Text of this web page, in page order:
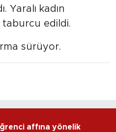
Yaralı kadın
taburcu edildi.
sürüyor.
affına yönelik